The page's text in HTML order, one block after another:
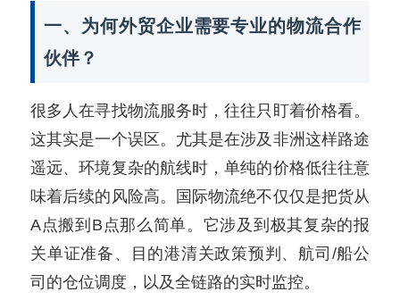
一、为何外贸企业需要专业的物流合作
伙伴？
很多人在寻找物流服务时，往往只盯着价格看。
这其实是一个误区。尤其是在涉及非洲这样路途
遥远、环境复杂的航线时，单纯的价格低往往意
味着后续的风险高。国际物流绝不仅仅是把货从
A点搬到B点那么简单。它涉及到极其复杂的报
关单证准备、目的港清关政策预判、航司/船公
司的仓位调度，以及全链路的实时监控。